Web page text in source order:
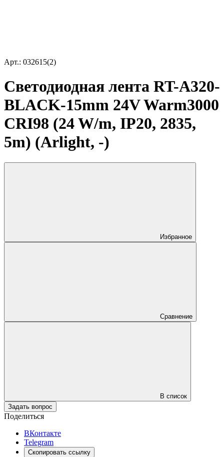
Арт.: 032615(2)
Светодиодная лента RT-A320-
BLACK-15mm 24V Warm3000
CRI98 (24 W/m, IP20, 2835,
5m) (Arlight, -)
Избранное
Сравнение
В список
Задать вопрос
Поделиться
ВКонтакте
Telegram
Скопировать ссылку